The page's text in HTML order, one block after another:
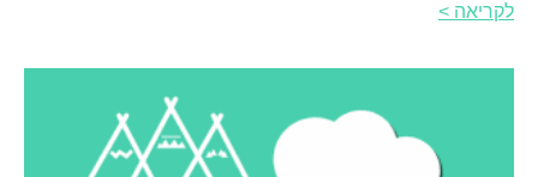
לקריאה >